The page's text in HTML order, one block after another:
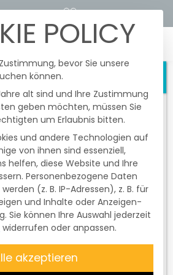
KUNDENPORTALE
Netzgebiert der
Wörth/I.-Altheim Netz
gesetzlich vorgeschriebene
Testschaltungen
(FRE) statt.
waren nur
mit einer Größe
99,99 kWp. Diese
istnicht
. Die Anlagen
des Testes wieder
. Bitte überprüfen Sie,
Energie produziert.
POLICY
bevor Sie unsere
können.
alt sind und Ihre Zustimmung
geben möchten, müssen Sie
um Erlaubnis bitten.
und andere Technologien auf
von ihnen sind essenziell,
helfen, diese Website und Ihre
Personenbezogene Daten
(z. B. IP-Adressen), z. B. für
und Inhalte oder Anzeigen-
Sie können Ihre Auswahl jederzeit
widerrufen oder anpassen.
akzeptieren